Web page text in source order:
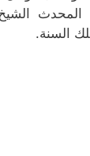
المحدث
السنة.